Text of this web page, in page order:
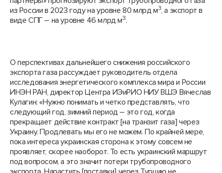
из России в 2023 году на уровне 80 млрд м3, а экспорт в
виде СПГ – на уровне 46 млрд м3.
О перспективах дальнейшего снижения российского
экспорта газа рассуждает руководитель отдела
исследования энергетического комплекса мира и России
ИНЭН РАН, директор Центра ИЭиРИО НИУ ВШЭ Вячеслав
Кулагин: «Нужно понимать и четко представлять, что
следующий год, зимний период – это год, когда
прекращает действие контракт [на транзит газа] через
Украину. Продлевать мы его не можем. По крайней мере,
пока интереса украинская сторона к этому совсем не
проявляет, скорее наоборот. То есть украинский маршрут
под вопросом, а это значит потери трубопроводного